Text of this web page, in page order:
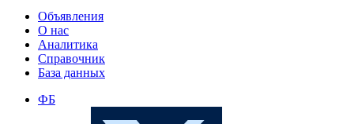
Объявления
О нас
Аналитика
Справочник
База данных
ФБ